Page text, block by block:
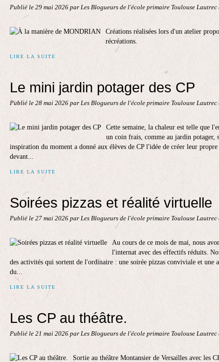
Publié le 29 mai 2026 par Les Blogueurs de l'école primaire Toulouse Lautrec
Créations réalisées lors d'un atelier
récréations.
LIRE LA SUITE
Le mini jardin potager des CP
Publié le 28 mai 2026 par Les Blogueurs de l'école primaire Toulouse Lautrec
Cette semaine, la chaleur est telle que
un coin frais, comme au jardin potager,
inspiration du moment a donné aux élèves de CP l'idée de créer leur
devant...
LIRE LA SUITE
Soirées pizzas et réalité virtuelle
Publié le 27 mai 2026 par Les Blogueurs de l'école primaire Toulouse Lautrec
Au cours de ce mois de mai, nous
l'internat avec des effectifs réduits.
des activités qui sortent de l'ordinaire : une soirée pizzas conviviale et une
du...
LIRE LA SUITE
Les CP au théâtre.
Publié le 21 mai 2026 par Les Blogueurs de l'école primaire Toulouse Lautrec
Sortie au théâtre Montansier de Versailles avec les